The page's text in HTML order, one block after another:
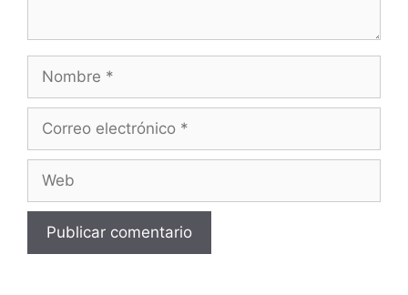
Nombre
Correo
Web